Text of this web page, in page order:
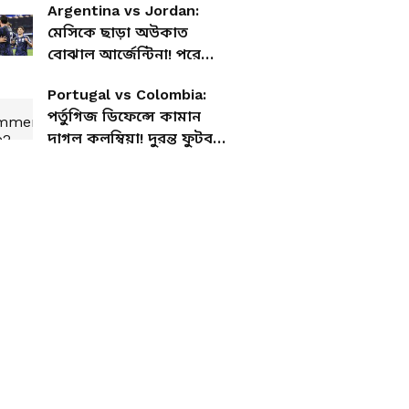
Argentina vs Jordan:
মেসিকে ছাড়া অউকাত
বোঝাল আর্জেন্টিনা! পরে
হ্যাটট্রিক এবং বিশ্ব
চ্যাম্পিয়নদের ফোকাস নক-
আউটে
Portugal vs Colombia:
পর্তুগিজ ডিফেন্সে কামান
দাগল কলম্বিয়া! দুরন্ত ফুটবল